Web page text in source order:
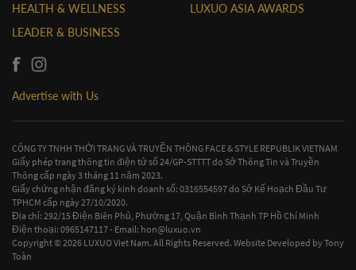
HEALTH & WELLNESS
LEADER & BUSINESS
LUXUO ASIA AWARDS
Advertise with Us
CÔNG TY TNHH THỜI TRANG VÀ TRUYỀN THÔNG FACE & STYLE REPUBLIK VIETNAM
Giấy phép trang thông tin điện tử số 24/GP-STTTT do Sở Thông Tin và Truyền
Thông cấp ngày 3 tháng 11 năm 2023.
Giấy chứng nhận đăng ký kinh doanh số: 0316554597 do Sở Kế Hoạch Đầu Tư
TPHCM cấp ngày 27/10/2020.
Địa chỉ: 292/15 Điện Biên Phủ, Phường 17, Quận Bình Thạnh TP Hồ Chí Minh
Điện thoại: 0965147117 - Email: hon@luxuo.vn
Copyright © 2026 LUXUO Viet Nam. All Rights Reserved. Website Developed byTony
Toàn